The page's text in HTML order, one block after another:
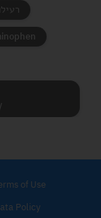
of Use
Policy